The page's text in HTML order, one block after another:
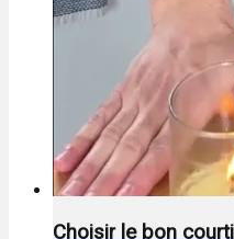
Choisir le bon